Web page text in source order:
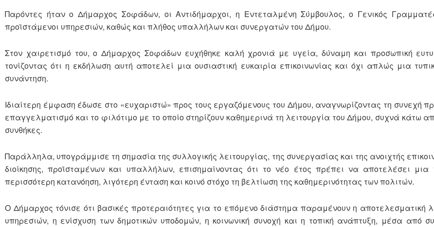
Παρόντες ήταν ο Δήμαρχος Σοφάδων, οι Αντιδήμαρχοι, η Εντεταλμένη Σύμβουλος, ο Γενικός
προϊστάμενοι υπηρεσιών, καθώς και πλήθος υπαλλήλων και συνεργατών του Δήμου.
Στον χαιρετισμό του, ο Δήμαρχος Σοφάδων ευχήθηκε καλή χρονιά με υγεία, δύναμη και προσωπική
τονίζοντας ότι η εκδήλωση αυτή αποτελεί μια ουσιαστική ευκαιρία επικοινωνίας και όχι απλώς μια
συνάντηση.
Ιδιαίτερη έμφαση έδωσε στο «ευχαριστώ» προς τους εργαζόμενους του Δήμου, αναγνωρίζοντας τη συνεχή
επαγγελματισμό και το φιλότιμο με το οποίο στηρίζουν καθημερινά τη λειτουργία του Δήμου, συχνά κάτω
συνθήκες.
Παράλληλα, υπογράμμισε τη σημασία της συλλογικής λειτουργίας, της συνεργασίας και της ανοιχτής
διοίκησης, προϊσταμένων και υπαλλήλων, επισημαίνοντας ότι το νέο έτος πρέπει να αποτελέσει
περισσότερη κατανόηση, λιγότερη ένταση και κοινό στόχο τη βελτίωση της καθημερινότητας των πολιτών.
Ο Δήμαρχος τόνισε ότι βασικές προτεραιότητες για το επόμενο διάστημα παραμένουν η αποτελεσματική
υπηρεσιών, η ενίσχυση των δημοτικών υποδομών, η κοινωνική συνοχή και η τοπική ανάπτυξη, μέσα από